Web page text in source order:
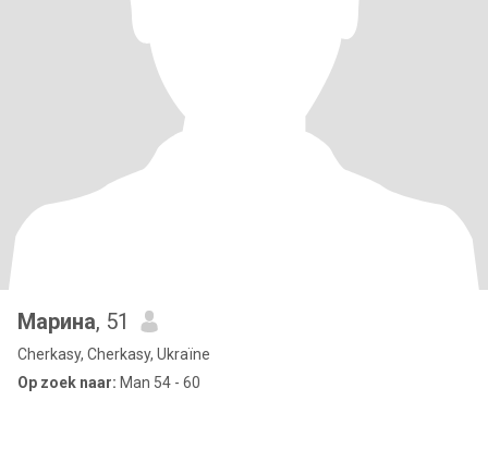
Марина, 51
Cherkasy, Cherkasy, Ukraïne
Op zoek naar: Man 54 - 60